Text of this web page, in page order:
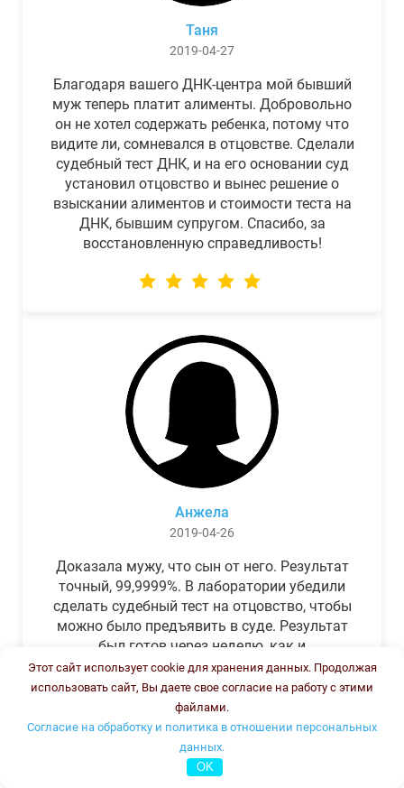
Таня
2019-04-27
Благодаря вашего ДНК-центра мой бывший
муж теперь платит алименты. Добровольно
он не хотел содержать ребенка, потому что
видите ли, сомневался в отцовстве. Сделали
судебный тест ДНК, и на его основании суд
установил отцовство и вынес решение о
взыскании алиментов и стоимости теста на
ДНК, бывшим супругом. Спасибо, за
восстановленную справедливость!
Анжела
2019-04-26
Доказала мужу, что сын от него. Результат
точный, 99,9999%. В лаборатории убедили
сделать судебный тест на отцовство, чтобы
можно было предъявить в суде. Результат
был готов через неделю, как и
обещали.Теперь муж бегает и извиняется.
Этот сайт использует cookie для хранения данных. Продолжая
использовать сайт, Вы даете свое согласие на работу с этими
файлами.
Согласие на обработку и политика в отношении персональных
данных.
OK